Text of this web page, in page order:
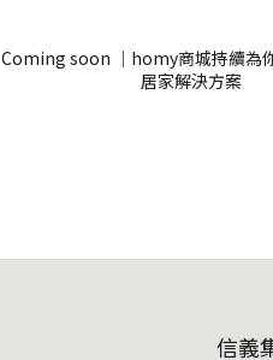
Coming soon ｜homy商城持續為
居家解決方案
信義